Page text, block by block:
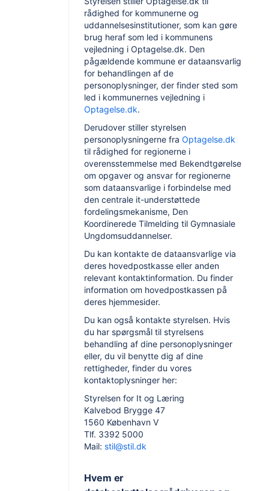
rådighed for kommunerne og
uddannelsesinstitutioner, som kan gøre
brug heraf som led i kommunens
vejledning i Optagelse.dk. Den
pågældende kommune er dataansvarlig
for behandlingen af de
personoplysninger, der finder sted som
led i kommunernes vejledning i
Optagelse.dk.
Derudover stiller styrelsen
personoplysningerne fra Optagelse.dk
til rådighed for regionerne i
overensstemmelse med Bekendtgørelse
om opgaver og ansvar for regionerne
som dataansvarlige i forbindelse med
den centrale it-understøttede
fordelingsmekanisme, Den
Koordinerede Tilmelding til Gymnasiale
Ungdomsuddannelser.
Du kan kontakte de dataansvarlige via
deres hovedpostkasse eller anden
relevant kontaktinformation. Du finder
information om hovedpostkassen på
deres hjemmesider.
Du kan også kontakte styrelsen. Hvis
du har spørgsmål til styrelsens
behandling af dine personoplysninger
eller, du vil benytte dig af dine
rettigheder, finder du vores
kontaktoplysninger her:
Styrelsen for It og Læring
Kalvebod Brygge 47
1560 København V
Tlf. 3392 5000
Mail: stil@stil.dk
Hvem er